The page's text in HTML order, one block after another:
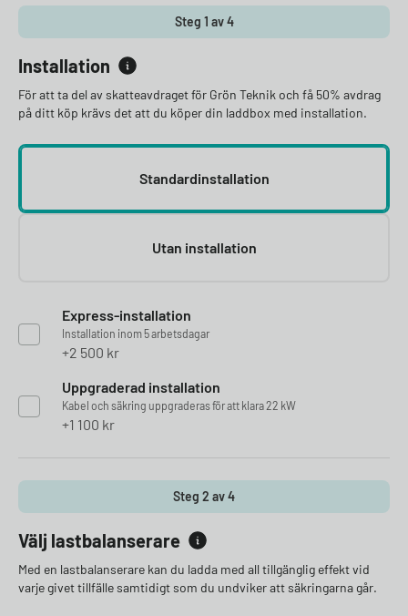
Steg 1 av 4
Installation
Standardinstallation
Utan installation
För att ta del av skatteavdraget för Grön Teknik och få 50% avdrag
på ditt köp krävs det att du köper din laddbox med installation.
Express-installation
Installation inom 5 arbetsdagar
2 500 kr
Uppgraderad installation
Kabel och säkring uppgraderas för att klara 22 kW
1 100 kr
Steg 2 av 4
Välj lastbalanserare
Med en lastbalanserare kan du ladda med all tillgänglig effekt vid
varje givet tillfälle samtidigt som du undviker att säkringarna går.